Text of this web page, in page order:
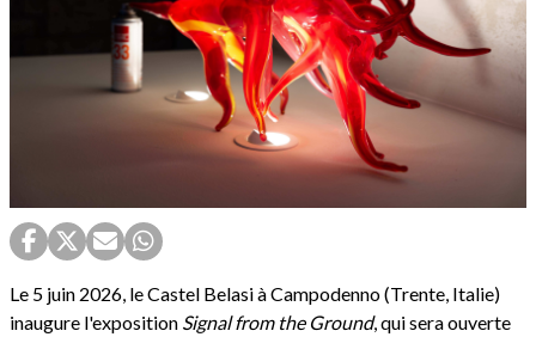
Le 5 juin 2026, le Castel Belasi à Campodenno (Trente, Italie)
inaugure l'exposition Signal from the Ground, qui sera ouverte